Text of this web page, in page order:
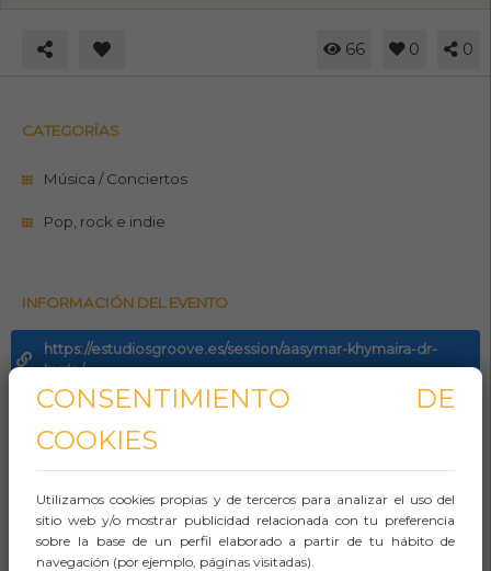
66 0 0
CATEGORÍAS
Música / Conciertos
Pop, rock e indie
INFORMACIÓN DEL EVENTO
https://estudiosgroove.es/session/aasymar-khymaira-dr-
hyde/
Aforo:
Groove Estudios Y Ensayos
CONSENTIMIENTO DE
COOKIES
Utilizamos cookies propias y de terceros para analizar el uso del
sitio web y/o mostrar publicidad relacionada con tu preferencia
sobre la base de un perfil elaborado a partir de tu hábito de
navegación (por ejemplo, páginas visitadas).